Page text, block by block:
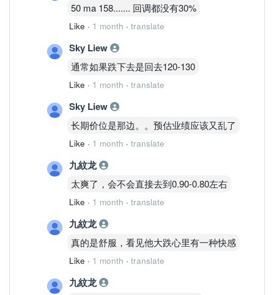
50 ma 158....... 回调都没有30%
Like · 1 month · translate
Sky Liew
通常如果跌下去是回去120-130
Like · 1 month · translate
Sky Liew
长期价位是那边。。预估业绩应该又乱了
Like · 1 month · translate
九紋龙
太爽了，会不会直接去到0.90-0.80左右
Like · 1 month · translate
九紋龙
真的是舒服，看见他大跌心里有一种快感
Like · 1 month · translate
九紋龙